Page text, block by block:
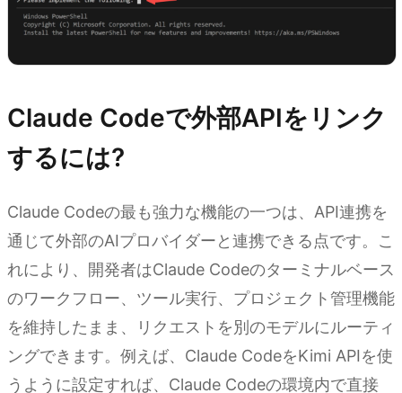
Claude Codeで外部APIをリンク
するには?
Claude Codeの最も強力な機能の一つは、API連携を
通じて外部のAIプロバイダーと連携できる点です。こ
れにより、開発者はClaude Codeのターミナルベース
のワークフロー、ツール実行、プロジェクト管理機能
を維持したまま、リクエストを別のモデルにルーティ
ングできます。例えば、Claude CodeをKimi APIを使
うように設定すれば、Claude Codeの環境内で直接